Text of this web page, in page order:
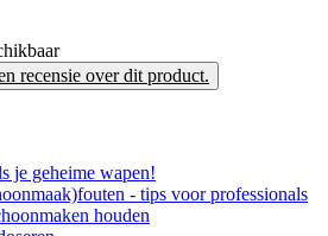
recensie over dit product.
je geheime wapen!
- tips voor professionals
houden